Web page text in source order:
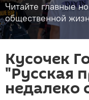
Читайте главные
общественной
Кусочек
"Русская
недалеко